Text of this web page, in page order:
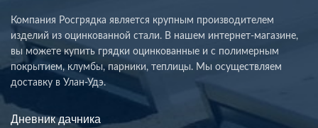
Компания Росгрядка является крупным производителем
изделий из оцинкованной стали. В нашем интернет-магазине,
вы можете купить грядки оцинкованные и с полимерным
покрытием, клумбы, парники, теплицы. Мы осуществляем
доставку в Улан-Удэ.
Дневник дачника